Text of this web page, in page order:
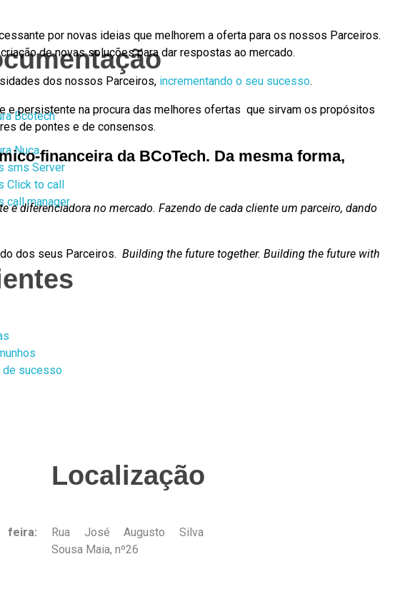
Bcotech
Nuca
sms Server
Click to call
call manager
de sucesso
feira:
Localização
Rua José Augusto Silva
Sousa Maia, nº26
por novas ideias que melhorem a oferta para os nossos Parceiros.
de novas soluções para dar respostas ao mercado.
dos nossos Parceiros, incrementando o seu sucesso.
e persistente na procura das melhores ofertas que sirvam os propósitos
de pontes e de consensos.
financeira da BCoTech. Da mesma forma,
e diferenciadora no mercado. Fazendo de cada cliente um parceiro, dando
dos seus Parceiros. Building the future together. Building the future with